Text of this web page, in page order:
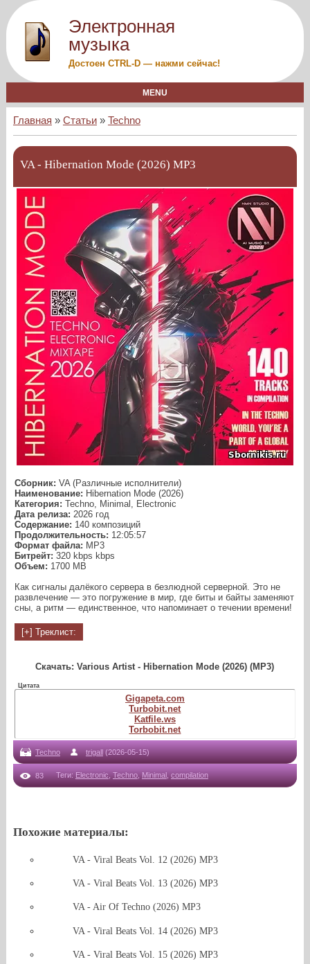
Электронная
музыка
Достоен CTRL-D — нажми сейчас!
MENU
Главная » Статьи » Techno
VA - Hibernation Mode (2026) MP3
Сборник: VA (Различные исполнители)
Наименование: Hibernation Mode (2026)
Категория: Techno, Minimal, Electronic
Дата релиза: 2026 год
Содержание: 140 композиций
Продолжительность: 12:05:57
Формат файла: MP3
Битрейт: 320 kbps kbps
Объем: 1700 МB
Как сигналы далёкого сервера в безлюдной серверной. Это не
развлечение — это погружение в мир, где биты и байты заменяют
сны, а ритм — единственное, что напоминает о течении времени!
Скачать: Various Artist - Hibernation Mode (2026) (MP3)
Цитата
Gigapeta.com
Turbobit.net
Katfile.ws
Torbobit.net
Techno trigall (2026-05-15)
83 Теги: Electronic,Techno,Minimal,compilation
Похожие материалы:
VA - Viral Beats Vol. 12 (2026) MP3
VA - Viral Beats Vol. 13 (2026) MP3
VA - Air Of Techno (2026) MP3
VA - Viral Beats Vol. 14 (2026) MP3
VA - Viral Beats Vol. 15 (2026) MP3